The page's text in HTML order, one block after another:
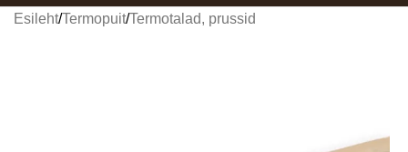
Esileht/Termopuit/Termotalad, prussid